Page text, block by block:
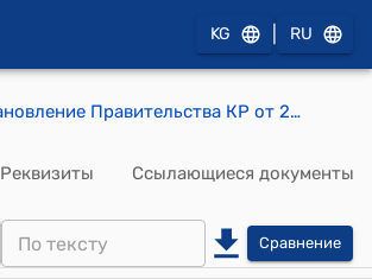
KG RU
Постановление Правительства КР от 24 сентября 2008 года № 529 "О внесении изменений и дополнений в постановление Правительства Кыргызской Республики от 10 октября 2007 года № 459 "Об утверждении Положения о порядке приема и распределения гуманитарной помощи в Кыргызской Республике"
Реквизиты Ссылающиеся документы
Сравнение